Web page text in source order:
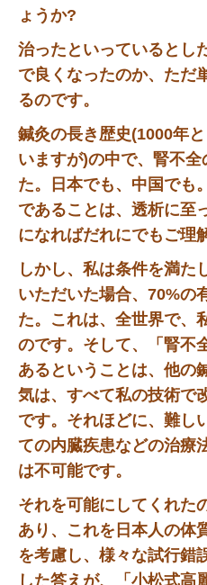
ょうか?
治ったといっているとし
で良くなったのか、ただ
るのです。
鍼灸の長き歴史(1000年
いますが)の中で、腎不
た。日本でも、中国でも
であることは、透析に至
になればだれにでもご理
しかし、私は条件を満た
いただいた場合、70%の
た。これは、全世界で、
のです。そして、「腎不
あるということは、他の
気は、すべて私の技術で
です。それほどに、難し
ての内臓疾患などの治療
は不可能です。
それを可能にしてくれた
あり、これを日本人の体
を考慮し、様々な試行錯
した答えが、「小松式高